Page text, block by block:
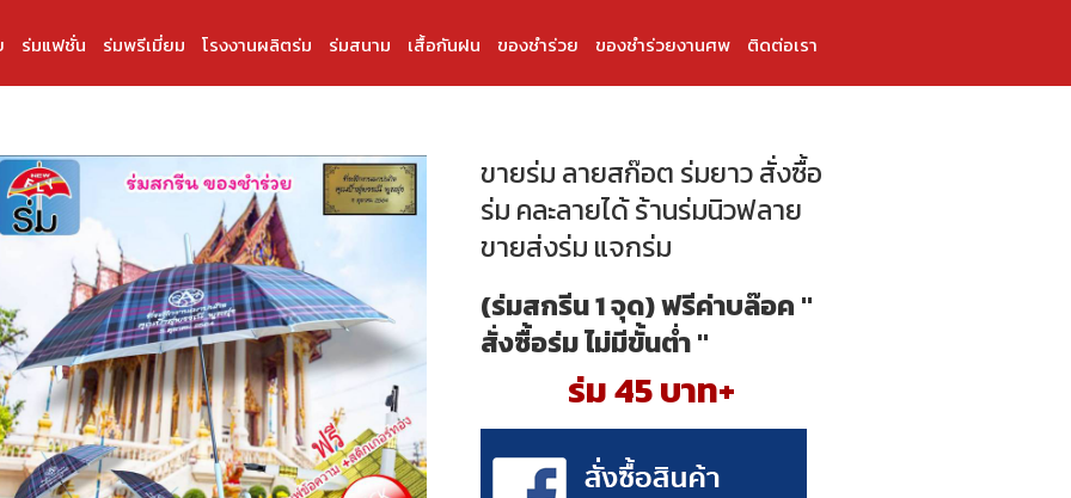
ร่มแฟชั่น ร่มพรีเมี่ยม โรงงานผลิตร่ม ร่มสนาม เสื้อกันฝน ของชำร่วย ของชำร่วยงานศพ ติดต่อเรา
ขายร่ม ลายสก๊อต ร่มยาว สั่งซื้อ
ร่ม คละลายได้ ร้านร่มนิวฟลาย
ขายส่งร่ม แจกร่ม
(ร่มสกรีน 1 จุด) ฟรีค่าบล๊อค "
สั่งซื้อร่ม ไม่มีขั้นต่ำ "
ร่ม 45 บาท+